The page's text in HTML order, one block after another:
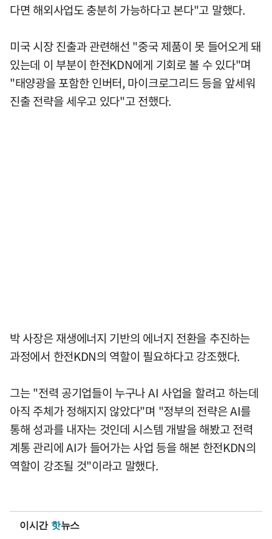
다면 해외사업도 충분히 가능하다고 본다"고 말했다.
미국 시장 진출과 관련해선 "중국 제품이 못 들어오게 돼
있는데 이 부분이 한전KDN에게 기회로 볼 수 있다"며
"태양광을 포함한 인버터, 마이크로그리드 등을 앞세워
진출 전략을 세우고 있다"고 전했다.
박 사장은 재생에너지 기반의 에너지 전환을 추진하는
과정에서 한전KDN의 역할이 필요하다고 강조했다.
그는 "전력 공기업들이 누구나 AI 사업을 할려고 하는데
아직 주체가 정해지지 않았다"며 "정부의 전략은 AI를
통해 성과를 내자는 것인데 시스템 개발을 해봤고 전력
계통 관리에 AI가 들어가는 사업 등을 해본 한전KDN의
역할이 강조될 것"이라고 말했다.
이시간 핫뉴스